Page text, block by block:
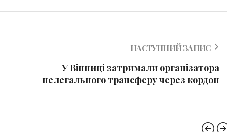
НАСТУПНИЙ ЗАПИС
У Вінниці затримали організатора
нелегального трансферу через кордон